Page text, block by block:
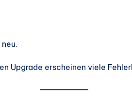
Upgrade erscheinen viele